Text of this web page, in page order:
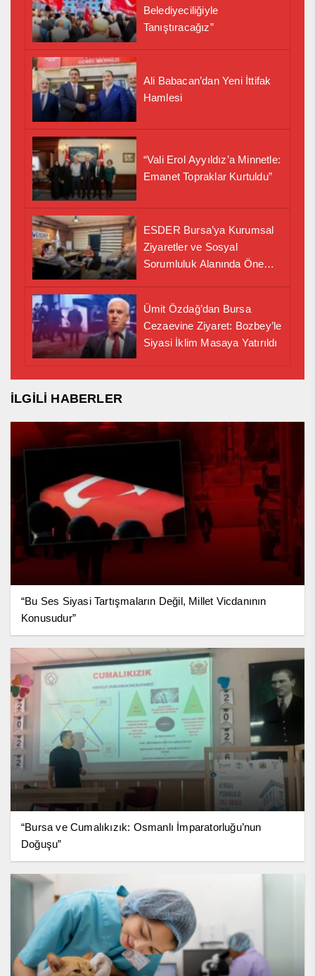
Belediyeciliğiyle
Tanıştıracağız”
Ali Babacan’dan Yeni İttifak
Hamlesi
“Vali Erol Ayyıldız’a Minnetle:
Emanet Topraklar Kurtuldu”
ESDER Bursa’ya Kurumsal
Ziyaretler ve Sosyal
Sorumluluk Alanında Önemli
Ümit Özdağ’dan Bursa
Cezaevine Ziyaret: Bozbey’le
Siyasi İklim Masaya Yatırıldı
İLGİLİ HABERLER
“Bu Ses Siyasi Tartışmaların Değil, Millet Vicdanının
Konusudur”
“Bursa ve Cumalıkızık: Osmanlı İmparatorluğu’nun
Doğuşu”